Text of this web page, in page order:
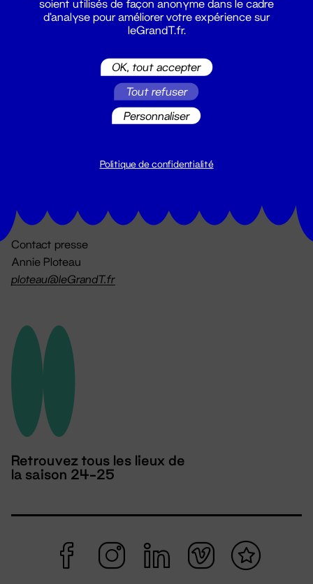
billetterie@leGrandT.fr
Contact presse
Annie Ploteau
ploteau@leGrandT.fr
Retrouvez tous les lieux de
la saison 24-25
soient utilisés de façon anonyme dans le cadre
d'analyse pour améliorer votre expérience sur
leGrandT.fr.
OK, tout accepter
Tout refuser
Personnaliser
Politique de confidentialité